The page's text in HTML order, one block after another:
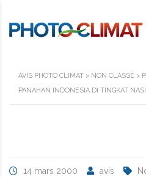
AVIS PHOTO CLIMAT > NON CLASSÉ >
PANAHAN INDONESIA DI TINGKAT
14 mars 2000 avis